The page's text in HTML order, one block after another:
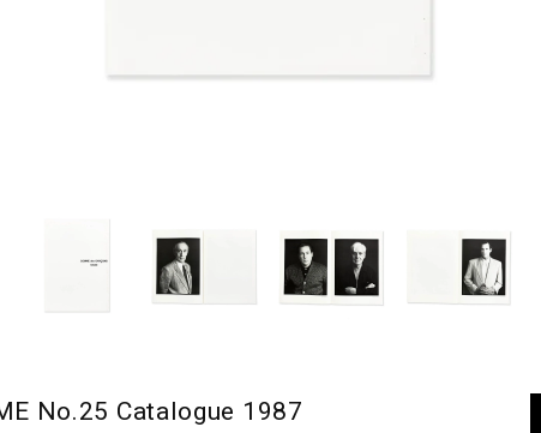
No.25 Catalogue 1987